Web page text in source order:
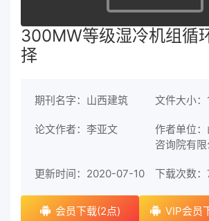
300MW等级湿冷机组循
择
期刊名字：山西建筑 文件大小
论文作者：李亚文
作者单位
咨询院有
更新时间：2020-07-10 下载次数：
会员下载(2点) VIP会员